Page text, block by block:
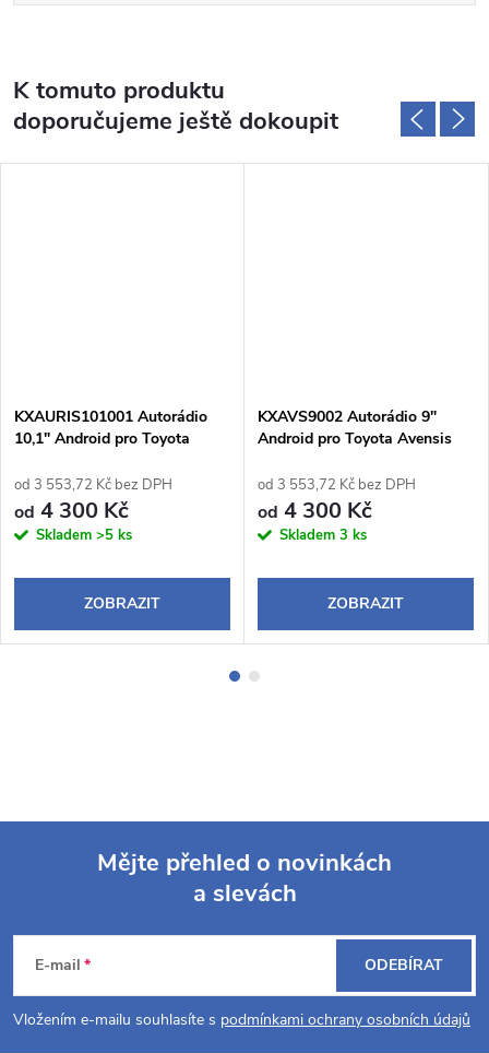
K tomuto produktu
doporučujeme ještě dokoupit
KXAURIS101001 Autorádio
10,1" Android pro Toyota
od 3 553,72 Kč bez DPH
od 4 300 Kč
Skladem >5 ks
ZOBRAZIT
KXAVS9002 Autorádio 9"
Android pro Toyota Avensis
od 3 553,72 Kč bez DPH
od 4 300 Kč
Skladem 3 ks
ZOBRAZIT
p
Mějte přehled o novinkách
a slevách
E-mail
Vložením e-mailu souhlasíte s podmínkami ochrany osobních údajů
ODEBÍRAT